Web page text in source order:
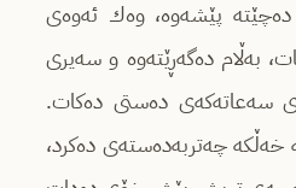
دەچێتە پێشەوە، وەك ئەوەی
بەڵام دەگەڕێتەوە و سەیری
سەعاتەکەی دەستی دەکات.
خه‌ڵکه‌ چەتربەدەستەی دەکرد،